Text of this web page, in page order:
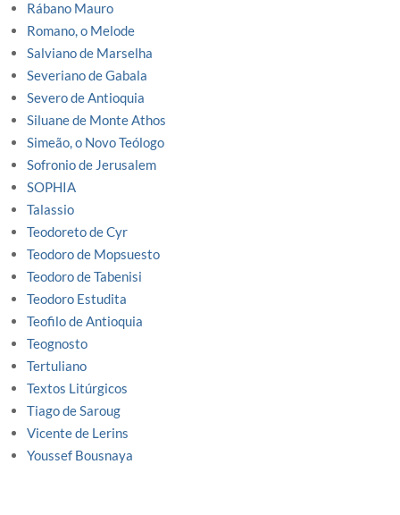
Rábano Mauro
Romano, o Melode
Salviano de Marselha
Severiano de Gabala
Severo de Antioquia
Siluane de Monte Athos
Simeão, o Novo Teólogo
Sofronio de Jerusalem
SOPHIA
Talassio
Teodoreto de Cyr
Teodoro de Mopsuesto
Teodoro de Tabenisi
Teodoro Estudita
Teofilo de Antioquia
Teognosto
Tertuliano
Textos Litúrgicos
Tiago de Saroug
Vicente de Lerins
Youssef Bousnaya